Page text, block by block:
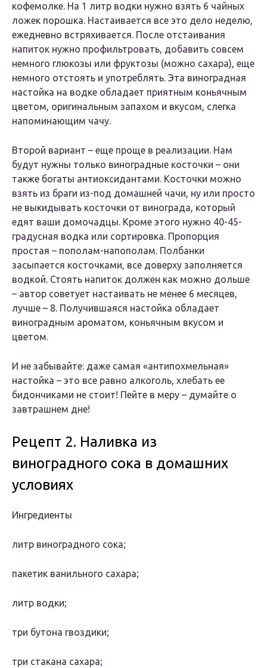
кофемолке. На 1 литр водки нужно взять 6 чайных
ложек порошка. Настаивается все это дело неделю,
ежедневно встряхивается. После отстаивания
напиток нужно профильтровать, добавить совсем
немного глюкозы или фруктозы (можно сахара), еще
немного отстоять и употреблять. Эта виноградная
настойка на водке обладает приятным коньячным
цветом, оригинальным запахом и вкусом, слегка
напоминающим чачу.
Второй вариант – еще проще в реализации. Нам
будут нужны только виноградные косточки – они
также богаты антиоксидантами. Косточки можно
взять из браги из-под домашней чачи, ну или просто
не выкидывать косточки от винограда, который
едят ваши домочадцы. Кроме этого нужно 40-45-
градусная водка или сортировка. Пропорция
простая – пополам-напополам. Полбанки
засыпается косточками, все доверху заполняется
водкой. Стоять напиток должен как можно дольше
– автор советует настаивать не менее 6 месяцев,
лучше – 8. Получившаяся настойка обладает
виноградным ароматом, коньячным вкусом и
цветом.
И не забывайте: даже самая «антипохмельная»
настойка – это все равно алкоголь, хлебать ее
бидончиками не стоит! Пейте в меру – думайте о
завтрашнем дне!
Рецепт 2. Наливка из
виноградного сока в домашних
условиях
Ингредиенты
литр виноградного сока;
пакетик ванильного сахара;
литр водки;
три бутона гвоздики;
три стакана сахара;